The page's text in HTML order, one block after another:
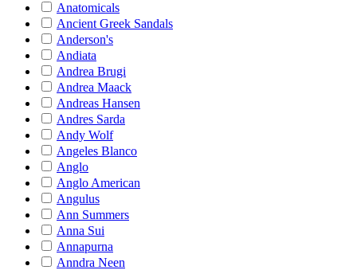
Anatomicals
Ancient Greek Sandals
Anderson's
Andiata
Andrea Brugi
Andrea Maack
Andreas Hansen
Andres Sarda
Andy Wolf
Angeles Blanco
Anglo
Anglo American
Angulus
Ann Summers
Anna Sui
Annapurna
Anndra Neen